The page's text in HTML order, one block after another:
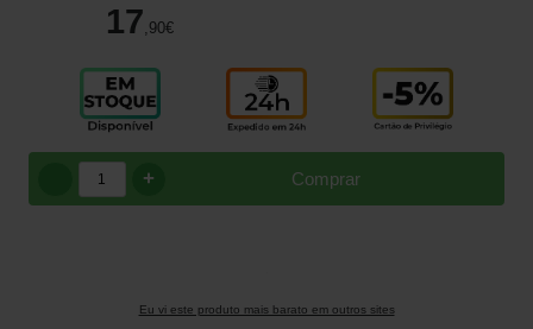
17 ,90€
Comprar
+
Eu vi este produto mais barato em outros sites